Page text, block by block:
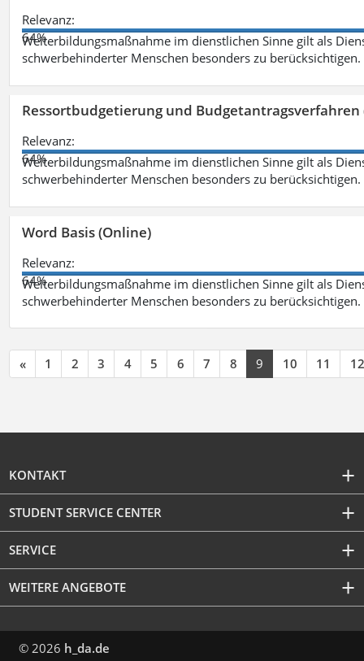
Relevanz:
64%
Weiterbildungsmaßnahme im dienstlichen Sinne gilt als
schwerbehinderter Menschen besonders zu berücksichtigen.
Ressortbudgetierung und Budgetantragsverfahren
Relevanz:
64%
Weiterbildungsmaßnahme im dienstlichen Sinne gilt als
schwerbehinderter Menschen besonders zu berücksichtigen.
Word Basis (Online)
Relevanz:
64%
Weiterbildungsmaßnahme im dienstlichen Sinne gilt als
schwerbehinderter Menschen besonders zu berücksichtigen.
« 1 2 3 4 5 6 7 8 9 10 11 12
KONTAKT
STUDENT SERVICE CENTER
SERVICE
WEITERE ANGEBOTE
© 2026 h_da.de